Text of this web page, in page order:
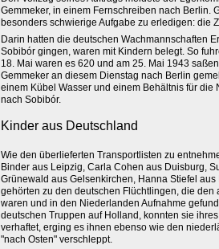
Gemmeker, in einem Fernschreiben nach Berlin.
besonders schwierige Aufgabe zu erledigen: die
Darin hatten die deutschen Wachmannschaften
Sobibór gingen, waren mit Kindern belegt. So
18. Mai waren es 620 und am 25. Mai 1943
Gemmeker an diesem Dienstag nach Berlin
einem Kübel Wasser und einem Behältnis für die
nach Sobibór.
Kinder aus Deutschland
Wie den überlieferten Transportlisten zu
Binder aus Leipzig, Carla Cohen aus Duisburg,
Grünewald aus Gelsenkirchen, Hanna Stiefel
gehörten zu den deutschen Flüchtlingen, die
waren und in den Niederlanden Aufnahme
deutschen Truppen auf Holland, konnten sie
verhaftet, erging es ihnen ebenso wie den
"nach Osten" verschleppt.